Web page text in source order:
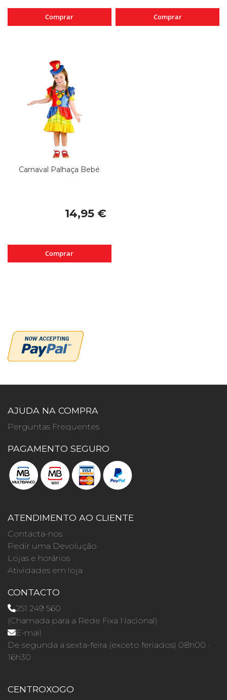
Comprar Comprar
Carnaval Palhaça Bebé
14,95 €
Comprar
AJUDA NA COMPRA
Perguntas Frequentes
PAGAMENTO SEGURO
ATENDIMENTO AO CLIENTE
Contacta-nos
Pedir uma Devolução
Lojas e horários
Atividades em loja
CONTACTO
251 249 560
(Chamada para a Rede Fixa Nacional)
E-mail
De segunda a sexta-feira (exceto feriados) 08h00 ·
16h30
CENTROXOGO